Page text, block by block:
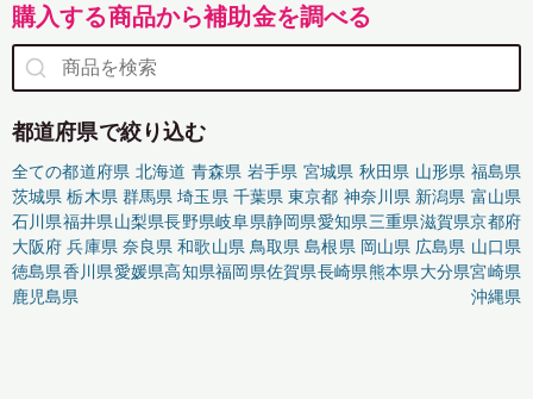
購入する商品から補助金を調べる
都道府県で絞り込む
全ての都道府県 北海道 青森県 岩手県 宮城県 秋田県 山形県 福島県
茨城県 栃木県 群馬県 埼玉県 千葉県 東京都 神奈川県 新潟県 富山県
石川県福井県山梨県長野県岐阜県静岡県愛知県三重県滋賀県京都府
大阪府 兵庫県 奈良県 和歌山県 鳥取県 島根県 岡山県 広島県 山口県
徳島県香川県愛媛県高知県福岡県佐賀県長崎県熊本県大分県宮崎県
鹿児島県
沖縄県